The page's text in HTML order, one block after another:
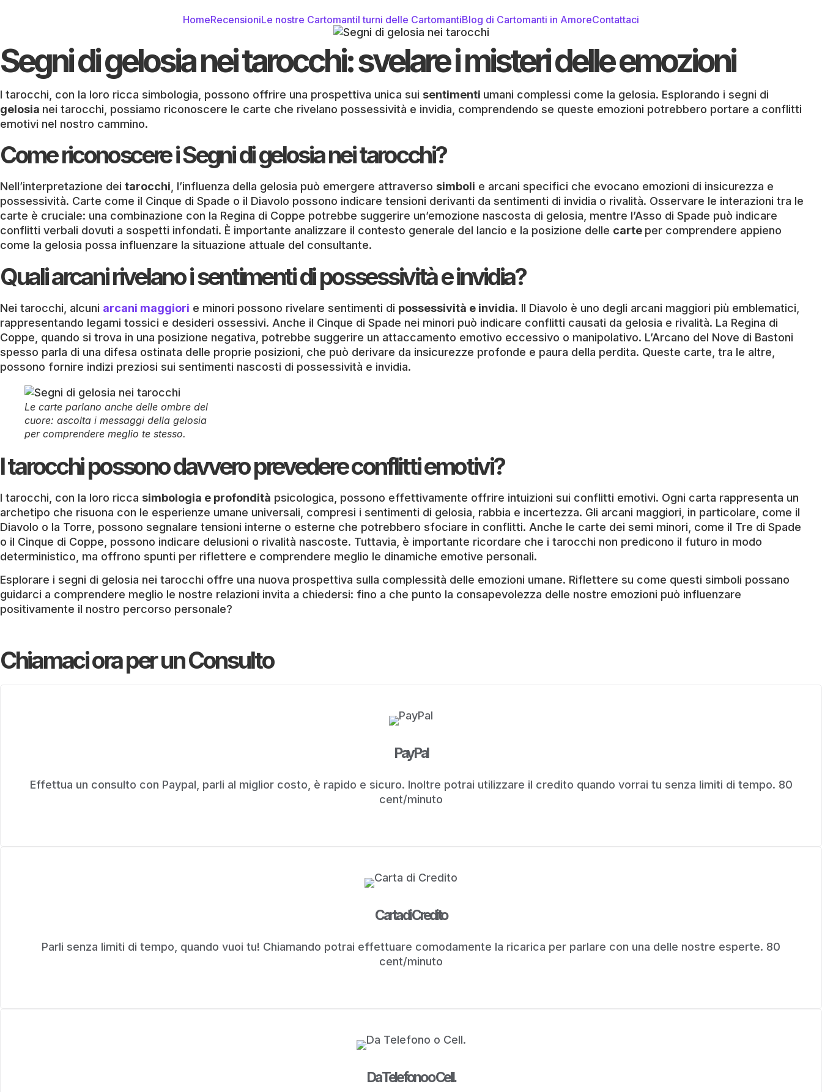
HomeRecensioniLe nostre CartomantiI turni delle CartomantiBlog di Cartomanti in AmoreContattaci
Segni di gelosia nei tarocchi: svelare i misteri delle emozioni
I tarocchi, con la loro ricca simbologia, possono offrire una prospettiva unica sui sentimenti umani complessi come la gelosia. Esplorando i segni di
gelosia nei tarocchi, possiamo riconoscere le carte che rivelano possessività e invidia, comprendendo se queste emozioni potrebbero portare a conflitti
emotivi nel nostro cammino.
Come riconoscere i Segni di gelosia nei tarocchi?
Nell’interpretazione dei tarocchi, l’influenza della gelosia può emergere attraverso simboli e arcani specifici che evocano emozioni di insicurezza e
possessività. Carte come il Cinque di Spade o il Diavolo possono indicare tensioni derivanti da sentimenti di invidia o rivalità. Osservare le interazioni tra le
carte è cruciale: una combinazione con la Regina di Coppe potrebbe suggerire un’emozione nascosta di gelosia, mentre l’Asso di Spade può indicare
conflitti verbali dovuti a sospetti infondati. È importante analizzare il contesto generale del lancio e la posizione delle carte per comprendere appieno
come la gelosia possa influenzare la situazione attuale del consultante.
Quali arcani rivelano i sentimenti di possessività e invidia?
Nei tarocchi, alcuni arcani maggiori e minori possono rivelare sentimenti di possessività e invidia. Il Diavolo è uno degli arcani maggiori più emblematici,
rappresentando legami tossici e desideri ossessivi. Anche il Cinque di Spade nei minori può indicare conflitti causati da gelosia e rivalità. La Regina di
Coppe, quando si trova in una posizione negativa, potrebbe suggerire un attaccamento emotivo eccessivo o manipolativo. L’Arcano del Nove di Bastoni
spesso parla di una difesa ostinata delle proprie posizioni, che può derivare da insicurezze profonde e paura della perdita. Queste carte, tra le altre,
possono fornire indizi preziosi sui sentimenti nascosti di possessività e invidia.
Le carte parlano anche delle ombre del
cuore: ascolta i messaggi della gelosia
per comprendere meglio te stesso.
I tarocchi possono davvero prevedere conflitti emotivi?
I tarocchi, con la loro ricca simbologia e profondità psicologica, possono effettivamente offrire intuizioni sui conflitti emotivi. Ogni carta rappresenta un
archetipo che risuona con le esperienze umane universali, compresi i sentimenti di gelosia, rabbia e incertezza. Gli arcani maggiori, in particolare, come il
Diavolo o la Torre, possono segnalare tensioni interne o esterne che potrebbero sfociare in conflitti. Anche le carte dei semi minori, come il Tre di Spade
o il Cinque di Coppe, possono indicare delusioni o rivalità nascoste. Tuttavia, è importante ricordare che i tarocchi non predicono il futuro in modo
deterministico, ma offrono spunti per riflettere e comprendere meglio le dinamiche emotive personali.
Esplorare i segni di gelosia nei tarocchi offre una nuova prospettiva sulla complessità delle emozioni umane. Riflettere su come questi simboli possano
guidarci a comprendere meglio le nostre relazioni invita a chiedersi: fino a che punto la consapevolezza delle nostre emozioni può influenzare
positivamente il nostro percorso personale?
Chiamaci ora per un Consulto
PayPal
Effettua un consulto con Paypal, parli al miglior costo, è rapido e sicuro. Inoltre potrai utilizzare il credito quando vorrai tu senza limiti di tempo. 80
cent/minuto
Carta di Credito
Parli senza limiti di tempo, quando vuoi tu! Chiamando potrai effettuare comodamente la ricarica per parlare con una delle nostre esperte. 80
cent/minuto
Da Telefono o Cell.